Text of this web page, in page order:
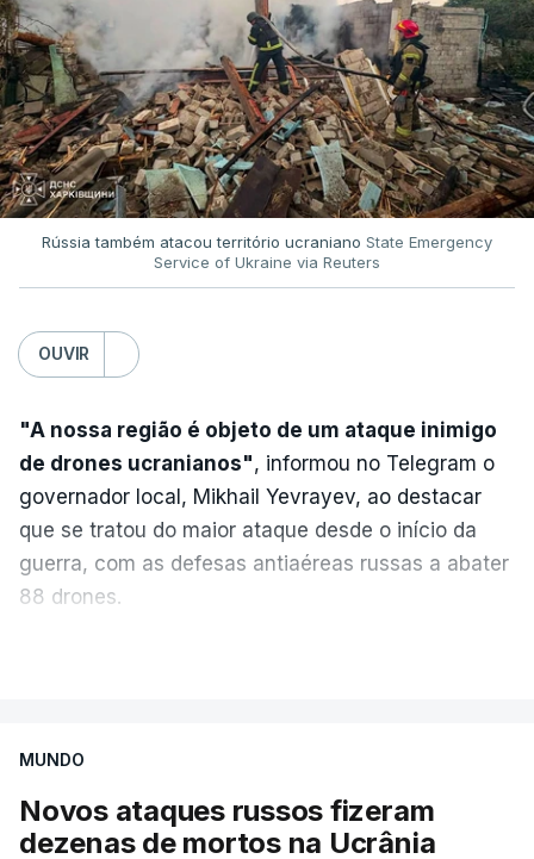
Rússia também atacou território ucraniano State Emergency
Service of Ukraine via Reuters
OUVIR
"A nossa região é objeto de um ataque inimigo
de drones ucranianos", informou no Telegram o
governador local, Mikhail Yevrayev, ao destacar
que se tratou do maior ataque desde o início da
guerra, com as defesas antiaéreas russas a abater
88 drones.
da Crimeia e os mares Negro e de Azov.
O ataque ucraniano desta noite superou os
recordes anteriores: 556 drones a 17 de maio,
MUNDO
Novos ataques russos fizeram
dezenas de mortos na Ucrânia